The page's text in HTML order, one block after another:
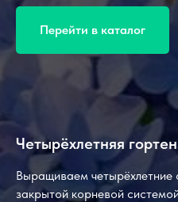
Перейти в каталог
Четырёхлетняя
Выращиваем четырёхлетние
закрытой корневой